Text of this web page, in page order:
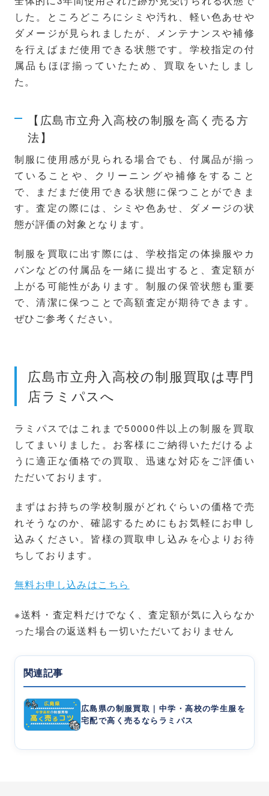
した。ところどころにシミや汚れ、軽い色あせや
ダメージが見られましたが、メンテナンスや補修
を行えばまだ使用できる状態です。学校指定の付
属品もほぼ揃っていたため、買取をいたしまし
た。
【広島市立舟入高校の制服を高く売る方
法】
制服に使用感が見られる場合でも、付属品が揃っ
ていることや、クリーニングや補修をすること
で、まだまだ使用できる状態に保つことができま
す。査定の際には、シミや色あせ、ダメージの状
態が評価の対象となります。
制服を買取に出す際には、学校指定の体操服やカ
バンなどの付属品を一緒に提出すると、査定額が
上がる可能性があります。制服の保管状態も重要
で、清潔に保つことで高額査定が期待できます。
ぜひご参考ください。
広島市立舟入高校の制服買取は専門
店ラミパスへ
ラミパスではこれまで50000件以上の制服を買取
してまいりました。お客様にご納得いただけるよ
うに適正な価格での買取、迅速な対応をご評価い
ただいております。
まずはお持ちの学校制服がどれぐらいの価格で売
れそうなのか、確認するためにもお気軽にお申し
込みください。皆様の買取申し込みを心よりお待
ちしております。
無料お申し込みはこちら
※送料・査定料だけでなく、査定額が気に入らなか
った場合の返送料も一切いただいておりません
関連記事
広島県の制服買取｜中学・高校の学生服を
宅配で高く売るならラミパス